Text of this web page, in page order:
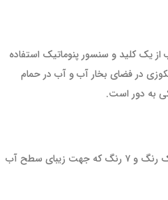
کلید و سنسور پنوماتیک استفاده
در فضای بخار آب و آب در حمام
به دور است.
دو نوع چراغ واتر پروف led داریم، تک رنگ و ۷ رنگ که جهت زیبای سطح آب